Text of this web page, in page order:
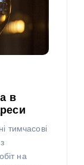
в
тимчасові
на